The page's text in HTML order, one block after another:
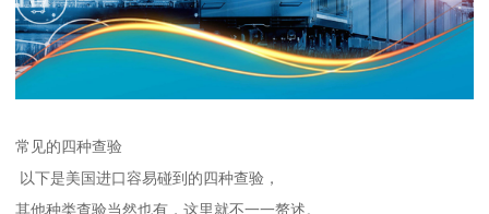
常见的四种查验
以下是美国进口容易碰到的四种查验，
其他种类查验当然也有，这里就不一一赘述。